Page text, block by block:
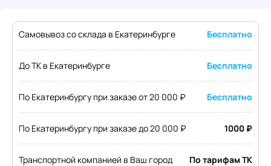
Самовывоз со склада в Екатеринбурге Бесплатно
До ТК в Екатеринбурге Бесплатно
По Екатеринбургу при заказе от 20 000 ₽ Бесплатно
По Екатеринбургу при заказе до 20 000 ₽ 1000 ₽
Транспортной компанией в Ваш город По тарифам ТК